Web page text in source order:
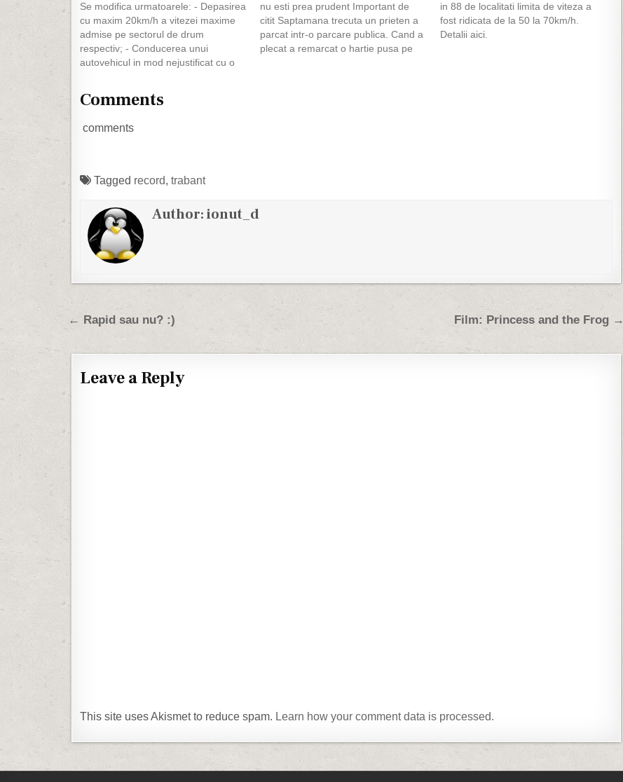
Se modifica urmatoarele: - Depasirea
cu maxim 20km/h a vitezei maxime
admise pe sectorul de drum
respectiv; - Conducerea unui
autovehicul in mod nejustificat cu o
prezentarii actului de identitate, a
certificatului de inmatriculare sau…
nu esti prea prudent Important de
citit Saptamana trecuta un prieten a
parcat intr-o parcare publica. Cand a
plecat a remarcat o hartie pusa pe
in 88 de localitati limita de viteza a
fost ridicata de la 50 la 70km/h.
Detalii aici.
Comments
comments
Tagged record, trabant
Author:ionut_d
Post navigation Film: Princess and the Frog →
← Rapid sau nu? :)
Leave a Reply
This site uses Akismet to reduce spam. Learn how your comment data is processed.